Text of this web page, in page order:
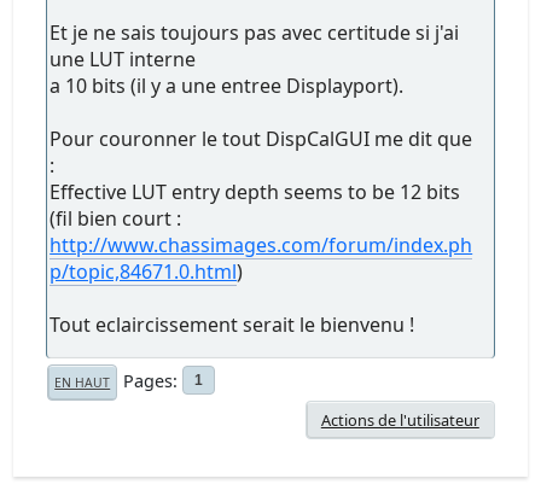
Et je ne sais toujours pas avec certitude si j'ai
une LUT interne
a 10 bits (il y a une entree Displayport).
Pour couronner le tout DispCalGUI me dit que
:
Effective LUT entry depth seems to be 12 bits
(fil bien court :
http://www.chassimages.com/forum/index.ph
p/topic,84671.0.html)
Tout eclaircissement serait le bienvenu !
EN HAUT Pages 1
Actions de l'utilisateur